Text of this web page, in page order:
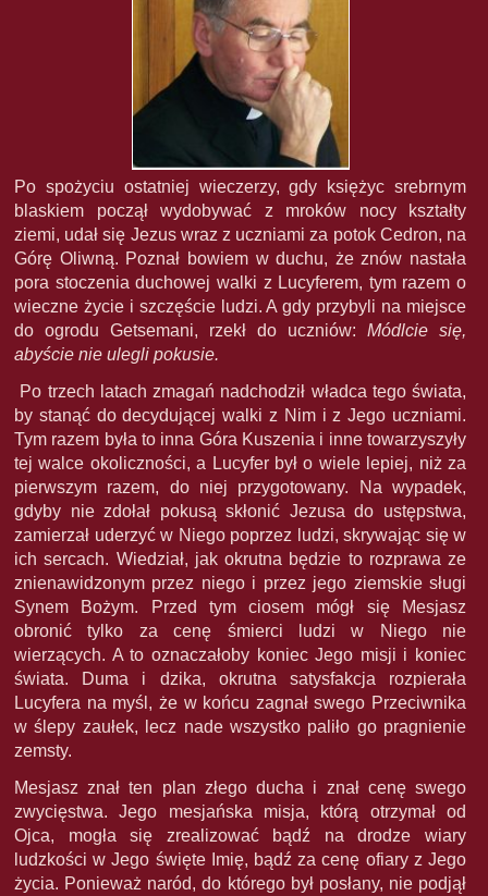
Po spożyciu ostatniej wieczerzy, gdy księżyc srebrnym
blaskiem począł wydobywać z mroków nocy kształty
ziemi, udał się Jezus wraz z uczniami za potok Cedron, na
Górę Oliwną. Poznał bowiem w duchu, że znów nastała
pora stoczenia duchowej walki z Lucyferem, tym razem o
wieczne życie i szczęście ludzi. A gdy przybyli na miejsce
do ogrodu Getsemani, rzekł do uczniów: Módlcie się,
abyście nie ulegli pokusie.
Po trzech latach zmagań nadchodził władca tego świata,
by stanąć do decydującej walki z Nim i z Jego uczniami.
Tym razem była to inna Góra Kuszenia i inne towarzyszyły
tej walce okoliczności, a Lucyfer był o wiele lepiej, niż za
pierwszym razem, do niej przygotowany. Na wypadek,
gdyby nie zdołał pokusą skłonić Jezusa do ustępstwa,
zamierzał uderzyć w Niego poprzez ludzi, skrywając się w
ich sercach. Wiedział, jak okrutna będzie to rozprawa ze
znienawidzonym przez niego i przez jego ziemskie sługi
Synem Bożym. Przed tym ciosem mógł się Mesjasz
obronić tylko za cenę śmierci ludzi w Niego nie
wierzących. A to oznaczałoby koniec Jego misji i koniec
świata. Duma i dzika, okrutna satysfakcja rozpierała
Lucyfera na myśl, że w końcu zagnał swego Przeciwnika
w ślepy zaułek, lecz nade wszystko paliło go pragnienie
zemsty.
Mesjasz znał ten plan złego ducha i znał cenę swego
zwycięstwa. Jego mesjańska misja, którą otrzymał od
Ojca, mogła się zrealizować bądź na drodze wiary
ludzkości w Jego święte Imię, bądź za cenę ofiary z Jego
życia. Ponieważ naród, do którego był posłany, nie podjął